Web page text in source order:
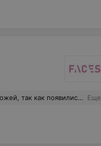
каждого средства по уходу. Эффект был заметен сразу, кожа перестала шелушиться и приняла здоровый вид. Атмосфера в салоне приятная, обязательно буду пользоваться услугами. Еще